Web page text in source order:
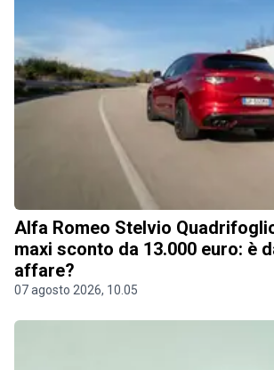
Alfa Romeo Stelvio
maxi sconto da 13.000 euro: è
affare?
07 agosto 2026, 10.05